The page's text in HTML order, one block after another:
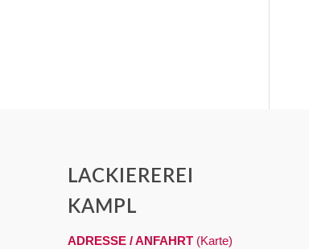
LACKIEREREI
KAMPL
ADRESSE / ANFAHRT(Karte)